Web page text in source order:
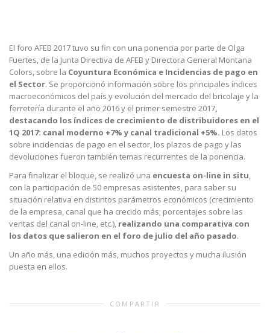
El foro AFEB 2017 tuvo su fin con una ponencia por parte de Olga
Fuertes, de la Junta Directiva de AFEB y Directora General Montana
Colors, sobre la Coyuntura Económica e Incidencias de pago en
el Sector. Se proporcionó información sobre los principales índices
macroeconómicos del país y evolución del mercado del bricolaje y la
ferretería durante el año 2016 y el primer semestre 2017
destacando los índices de crecimiento de distribuidores en el
1Q 2017: canal moderno +7% y canal tradicional +5%. Los datos
sobre incidencias de pago en el sector, los plazos de pago y las
devoluciones fueron también temas recurrentes de la ponencia.
Para finalizar el bloque, se realizó una encuesta on-line in situ
con la participación de 50 empresas asistentes, para saber su
situación relativa en distintos parámetros económicos (crecimiento
de la empresa, canal que ha crecido más; porcentajes sobre las
ventas del canal on-line, etc.), realizando una comparativa con
los datos que salieron en el foro de julio del año pasado.
Un año más, una edición más, muchos proyectos y mucha ilusión
puesta en ellos.
COMPARTIR